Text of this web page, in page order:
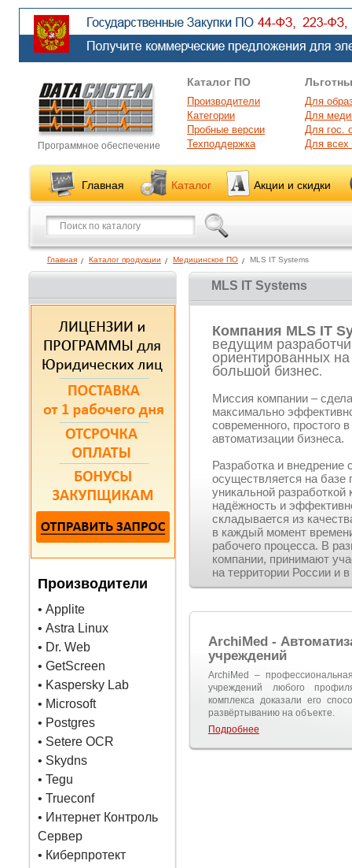
Программное обеспечение
Каталог ПО
Производители
Категории
Пробные версии
Техподдержка
Для
Для
Для гос.
Для
Главная Каталог Акции и скидки
Главная Каталог продукции Медицинское ПО MLS IT Systems
Производители
• Applite
• Astra Linux
• Dr. Web
• GetScreen
• Kaspersky Lab
• Microsoft
• Postgres
• Setere OCR
• Skydns
• Tegu
• Trueconf
• Интернет Контроль
Сервер
• Киберпротект
MLS IT Systems
Компания MLS IT
ведущим
ориентированных
большой бизнес.
Миссия компании –
максимально
современного, простого
автоматизации бизнеса.
Разработка и внедрение
осуществляется на
уникальной
надёжность и
складывается из
в каждый момент
рабочего процесса. В
компании, принимают
на территории России и
ArchiMed -
учреждений
ArchiMed –
учреждений любого
комплекса доказали его
развёртыванию на объекте.
Подробнее